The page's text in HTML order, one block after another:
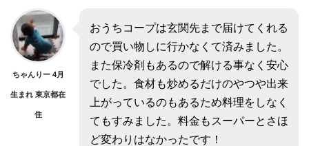
ちゃんりー 4月
生まれ 東京都在
住
おうちコープは玄関先まで届けてくれる
ので買い物しに行かなくて済みました。
また保冷剤もあるので解ける事なく安心
でした。食材も炒めるだけのやつや出来
上がっているのもあるため料理をしなく
てもすみました。料金もスーパーとさほ
ど変わりはなかったです！